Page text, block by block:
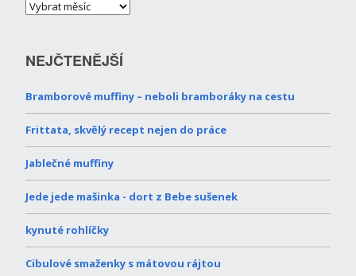
NEJČTENĚJŠÍ
Bramborové muffiny – neboli bramboráky na cestu
Frittata, skvělý recept nejen do práce
Jablečné muffiny
Jede jede mašinka - dort z Bebe sušenek
kynuté rohlíčky
Cibulové smaženky s mátovou rájtou